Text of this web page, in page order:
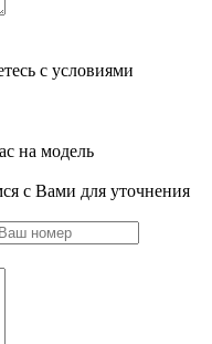
с условиями
на модель
с Вами для уточнения